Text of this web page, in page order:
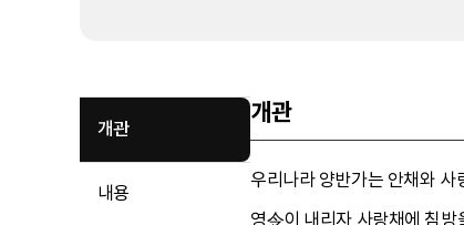
개관
내용
개관
우리나라 양반가는 안채와
영令이 내리자 사랑채에 침